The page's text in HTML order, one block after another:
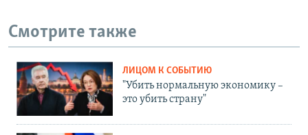
Смотрите также
ЛИЦОМ К СОБЫТИЮ
"Убить нормальную экономику –
это убить страну"